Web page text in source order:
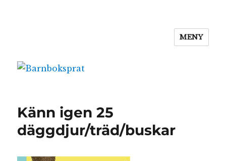
MENY
Känn igen 25
däggdjur/träd/buskar